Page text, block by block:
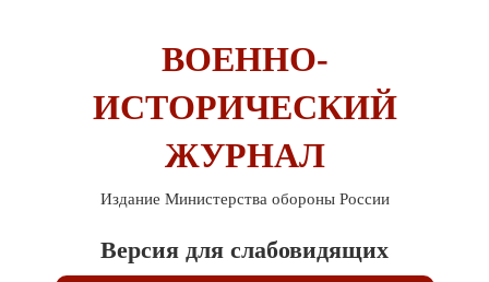
ВОЕННО-
ИСТОРИЧЕСКИЙ
ЖУРНАЛ
Издание Министерства обороны России
Версия для слабовидящих